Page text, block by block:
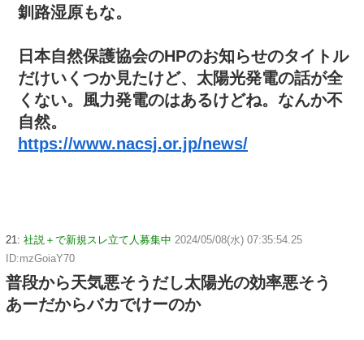
釧路湿原もな。
日本自然保護協会のHPのお知らせのタイトル
だけいくつか見たけど、太陽光発電の話が全
くない。風力発電のはあるけどね。なんか不
自然。
https://www.nacsj.or.jp/news/
21: 社説＋で新規スレ立て人募集中 2024/05/08(水) 07:35:54.25
ID:mzGoiaY70
普段から天気悪そうだし太陽光の効率悪そう
あーだからバカでけーのか